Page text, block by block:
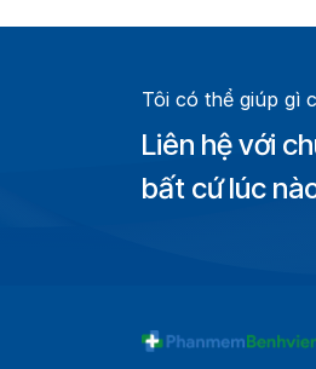
Tôi có thể giúp gì
Liên hệ với
bất cứ lúc